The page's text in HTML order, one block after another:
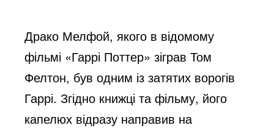
Драко Мелфой, якого в відомому
фільмі «Гаррі Поттер» зіграв Том
Фелтон, був одним із затятих ворогів
Гаррі. Згідно книжці та фільму, його
капелюх відразу направив на